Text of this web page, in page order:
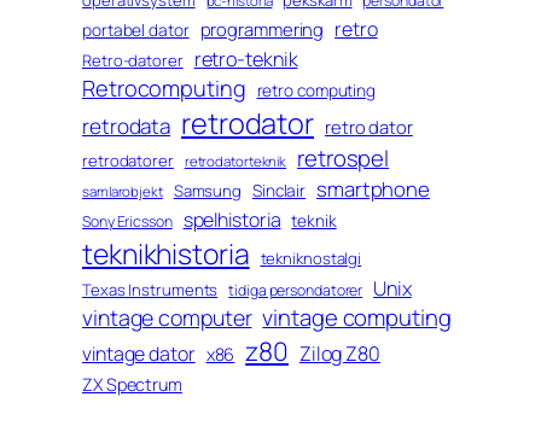
portabel dator programmering retro
Retro-datorer retro-teknik
Retrocomputing retro computing
retrodata retrodator retro dator
retrodatorer retrodatorteknik retrospel
samlarobjekt Samsung Sinclair smartphone
Sony Ericsson spelhistoria teknik
teknikhistoria tekniknostalgi
Texas Instruments tidiga persondatorer Unix
vintage computer vintage computing
vintage dator x86 z80 Zilog Z80
ZX Spectrum